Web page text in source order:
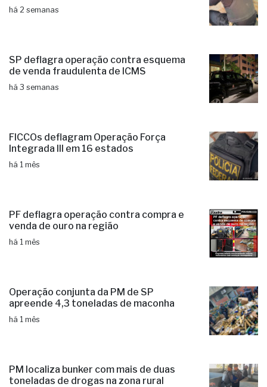
há 2 semanas
SP deflagra operação contra esquema
de venda fraudulenta de ICMS
há 3 semanas
FICCOs deflagram Operação Força
Integrada III em 16 estados
há 1 mês
PF deflagra operação contra compra e
venda de ouro na região
há 1 mês
Operação conjunta da PM de SP
apreende 4,3 toneladas de maconha
há 1 mês
PM localiza bunker com mais de duas
toneladas de drogas na zona rural